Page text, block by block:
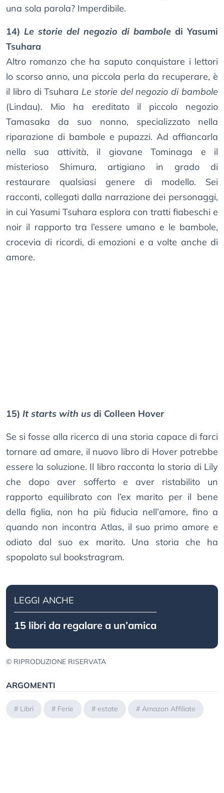
una sola parola? Imperdibile.
14) Le storie del negozio di bambole di Yasumi
Tsuhara
Altro romanzo che ha saputo conquistare i lettori
lo scorso anno, una piccola perla da recuperare, è
il libro di Tsuhara Le storie del negozio di bambole
(Lindau). Mio ha ereditato il piccolo negozio
Tamasaka da suo nonno, specializzato nella
riparazione di bambole e pupazzi. Ad affiancarla
nella sua attività, il giovane Tominaga e il
misterioso Shimura, artigiano in grado di
restaurare qualsiasi genere di modello. Sei
racconti, collegati dalla narrazione dei personaggi,
in cui Yasumi Tsuhara esplora con tratti fiabeschi e
noir il rapporto tra l’essere umano e le bambole,
crocevia di ricordi, di emozioni e a volte anche di
amore.
15) It starts with us di Colleen Hover
Se si fosse alla ricerca di una storia capace di farci
tornare ad amare, il nuovo libro di Hover potrebbe
essere la soluzione. Il libro racconta la storia di Lily
che dopo aver sofferto e aver ristabilito un
rapporto equilibrato con l’ex marito per il bene
della figlia, non ha più fiducia nell’amore, fino a
quando non incontra Atlas, il suo primo amore e
odiato dal suo ex marito. Una storia che ha
spopolato sul bookstragram.
LEGGI ANCHE
15 libri da regalare a un’amica
© RIPRODUZIONE RISERVATA
ARGOMENTI
# Libri # Ferie # estate # Amazon Affiliate